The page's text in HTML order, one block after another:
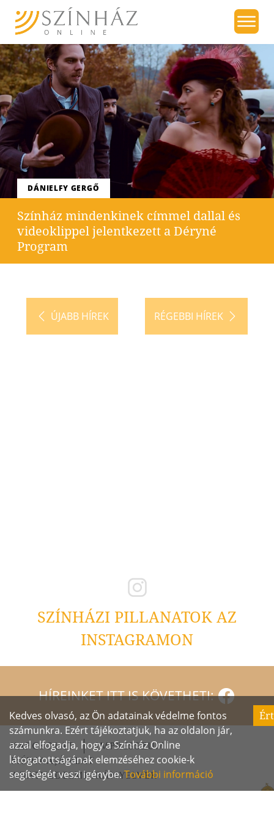
DÁNIELFY GERGŐ
Színház mindenkinek címmel dallal és
videoklippel jelentkezett a Déryné
Program
ÚJABB HÍREK RÉGEBBI HÍREK
SZÍNHÁZI PILLANATOK AZ
INSTAGRAMON
HÍREINKET ITT IS KÖVETHETI:
KAPCSOLAT
IMPRESSZUM
MÉDIAAJÁNLAT
ADATVÉDELMI IRÁNYELVEK
Kedves olvasó, az Ön adatainak védelme fontos
számunkra. Ezért tájékoztatjuk, ha az oldalon jár,
azzal elfogadja, hogy a Színház Online
látogatottságának elemzéséhez cookie-k
segítségét veszi igénybe.További információ